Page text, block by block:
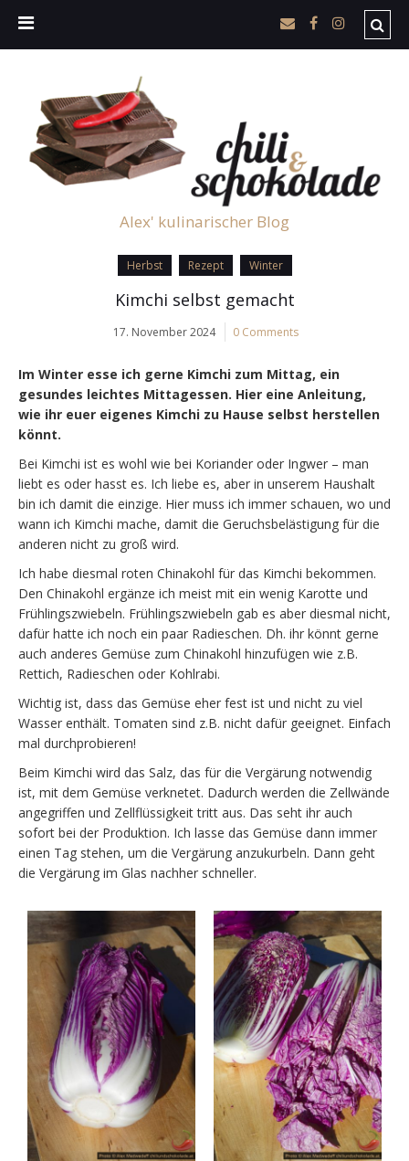
Alex' kulinarischer Blog
Herbst Rezept Winter
Kimchi selbst gemacht
17. November 2024 0 Comments
Im Winter esse ich gerne Kimchi zum Mittag, ein
gesundes leichtes Mittagessen. Hier eine Anleitung,
wie ihr euer eigenes Kimchi zu Hause selbst herstellen
könnt.
Bei Kimchi ist es wohl wie bei Koriander oder Ingwer – man
liebt es oder hasst es. Ich liebe es, aber in unserem Haushalt
bin ich damit die einzige. Hier muss ich immer schauen, wo und
wann ich Kimchi mache, damit die Geruchsbelästigung für die
anderen nicht zu groß wird.
Ich habe diesmal roten Chinakohl für das Kimchi bekommen.
Den Chinakohl ergänze ich meist mit ein wenig Karotte und
Frühlingszwiebeln. Frühlingszwiebeln gab es aber diesmal nicht,
dafür hatte ich noch ein paar Radieschen. Dh. ihr könnt gerne
auch anderes Gemüse zum Chinakohl hinzufügen wie z.B.
Rettich, Radieschen oder Kohlrabi.
Wichtig ist, dass das Gemüse eher fest ist und nicht zu viel
Wasser enthält. Tomaten sind z.B. nicht dafür geeignet. Einfach
mal durchprobieren!
Beim Kimchi wird das Salz, das für die Vergärung notwendig
ist, mit dem Gemüse verknetet. Dadurch werden die Zellwände
angegriffen und Zellflüssigkeit tritt aus. Das seht ihr auch
sofort bei der Produktion. Ich lasse das Gemüse dann immer
einen Tag stehen, um die Vergärung anzukurbeln. Dann geht
die Vergärung im Glas nachher schneller.